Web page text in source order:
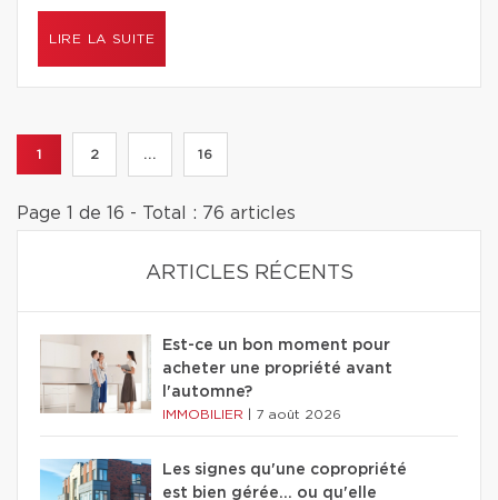
LIRE LA SUITE
1 2 ... 16
Page 1 de 16 - Total : 76 articles
ARTICLES RÉCENTS
Est-ce un bon moment pour
acheter une propriété avant
l'automne?
IMMOBILIER 7 août 2026
Les signes qu'une copropriété
est bien gérée… ou qu'elle